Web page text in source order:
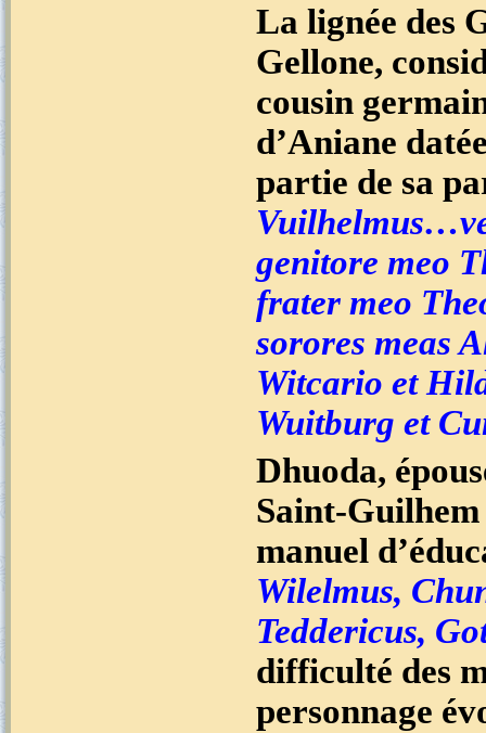
La lignée des
Gellone,
cousin
d’Aniane
partie de sa
genitore meo
frater meo
sorores meas
Witcario et
Wuitburg et
Dhuoda,
Saint-Guilhem
manuel
Wilelmus,
Teddericus,
difficulté des
personnage